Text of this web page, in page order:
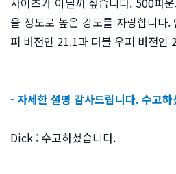
을 정도로 높은 강도를 자랑합니다
퍼 버전인 21.1과 더블 우퍼 버전인
- 자세한 설명 감사드립니다. 수고
Dick : 수고하셨습니다.